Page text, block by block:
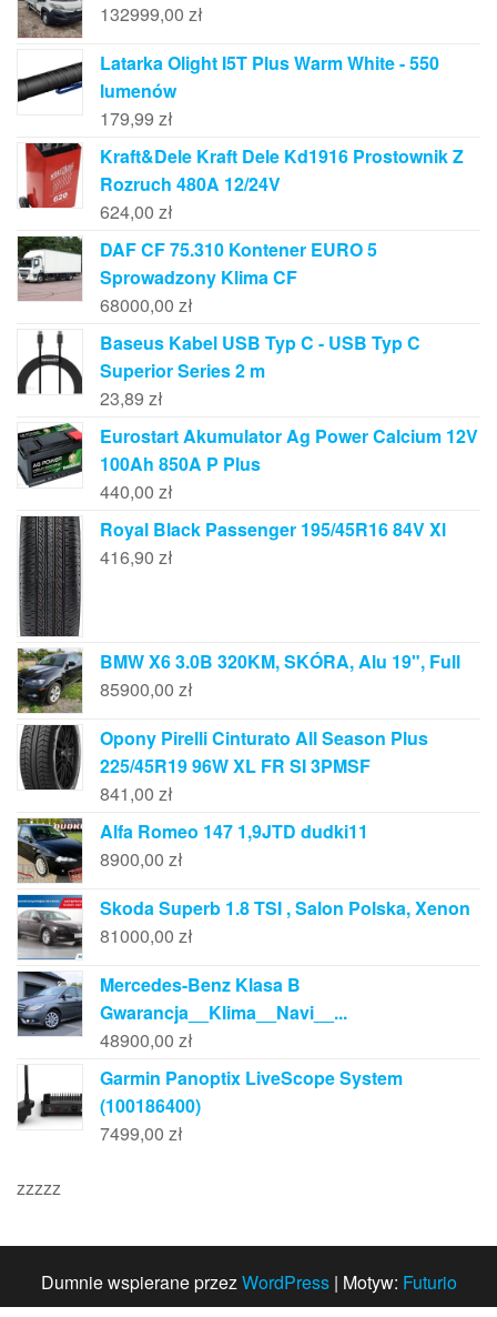
132999,00 zł
Latarka Olight I5T Plus Warm White - 550
lumenów
179,99 zł
Kraft&Dele Kraft Dele Kd1916 Prostownik Z
Rozruch 480A 12/24V
624,00 zł
DAF CF 75.310 Kontener EURO 5
Sprowadzony Klima CF
68000,00 zł
Baseus Kabel USB Typ C - USB Typ C
Superior Series 2 m
23,89 zł
Eurostart Akumulator Ag Power Calcium 12V
100Ah 850A P Plus
440,00 zł
Royal Black Passenger 195/45R16 84V Xl
416,90 zł
BMW X6 3.0B 320KM, SKÓRA, Alu 19", Full
85900,00 zł
Opony Pirelli Cinturato All Season Plus
225/45R19 96W XL FR SI 3PMSF
841,00 zł
Alfa Romeo 147 1,9JTD dudki11
8900,00 zł
Skoda Superb 1.8 TSI , Salon Polska, Xenon
81000,00 zł
Mercedes-Benz Klasa B
Gwarancja__Klima__Navi__...
48900,00 zł
Garmin Panoptix LiveScope System
(100186400)
7499,00 zł
zzzzz
Dumnie wspierane przezWordPress | Motyw: Futurio